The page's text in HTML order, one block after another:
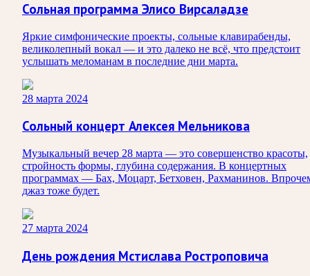
Сольная программа Элисо Вирсаладзе
Яркие симфонические проекты, сольные клавирабенды,
великолепный вокал — и это далеко не всё, что предстоит
услышать меломанам в последние дни марта.
28 марта 2024
Сольный концерт Алексея Мельникова
Музыкальный вечер 28 марта — это совершенство красоты,
стройность формы, глубина содержания. В концертных
программах — Бах, Моцарт, Бетховен, Рахманинов.
джаз тоже будет.
27 марта 2024
День рождения Мстислава Ростроповича